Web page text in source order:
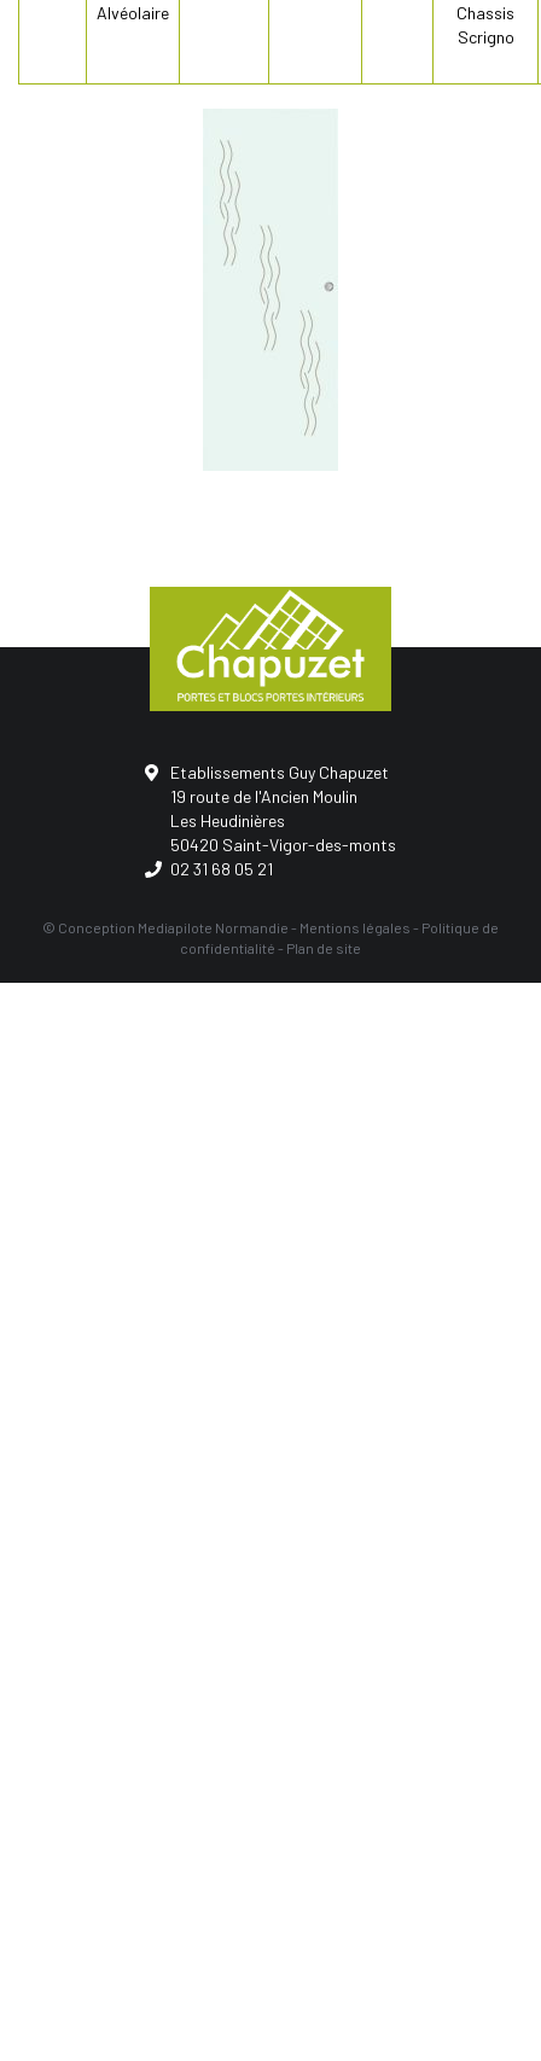
Alvéolaire
Chassis
Scrigno
Etablissements Guy Chapuzet
19 route de l'Ancien Moulin
Les Heudinières
50420 Saint-Vigor-des-monts
02 31 68 05 21
© Conception Mediapilote Normandie - Mentions légales - Politique de
confidentialité - Plan de site